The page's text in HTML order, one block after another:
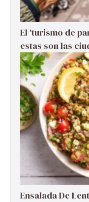
El ‘turismo de
estas son las
Ensalada De